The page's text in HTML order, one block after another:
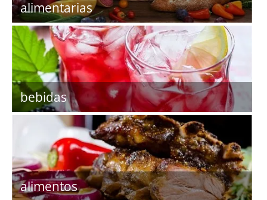
alimentarias
bebidas
alimentos